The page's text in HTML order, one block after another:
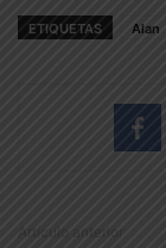
ETIQUETAS Alan
Artículo anterior